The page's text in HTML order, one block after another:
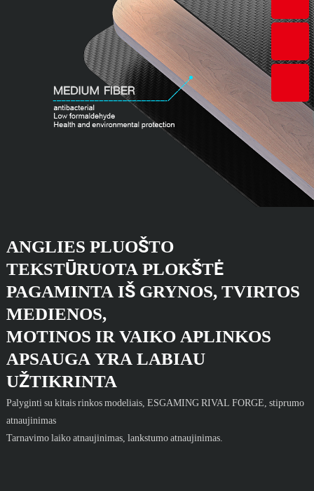
ANGLIES PLUOŠTO
TEKSTŪRUOTA PLOKŠTĖ
PAGAMINTA IŠ GRYNOS, TVIRTOS
MEDIENOS,
MOTINOS IR VAIKO APLINKOS
APSAUGA YRA LABIAU
UŽTIKRINTA
Palyginti su kitais rinkos modeliais, ESGAMING RIVAL FORGE, stiprumo
atnaujinimas
Tarnavimo laiko atnaujinimas, lankstumo atnaujinimas.